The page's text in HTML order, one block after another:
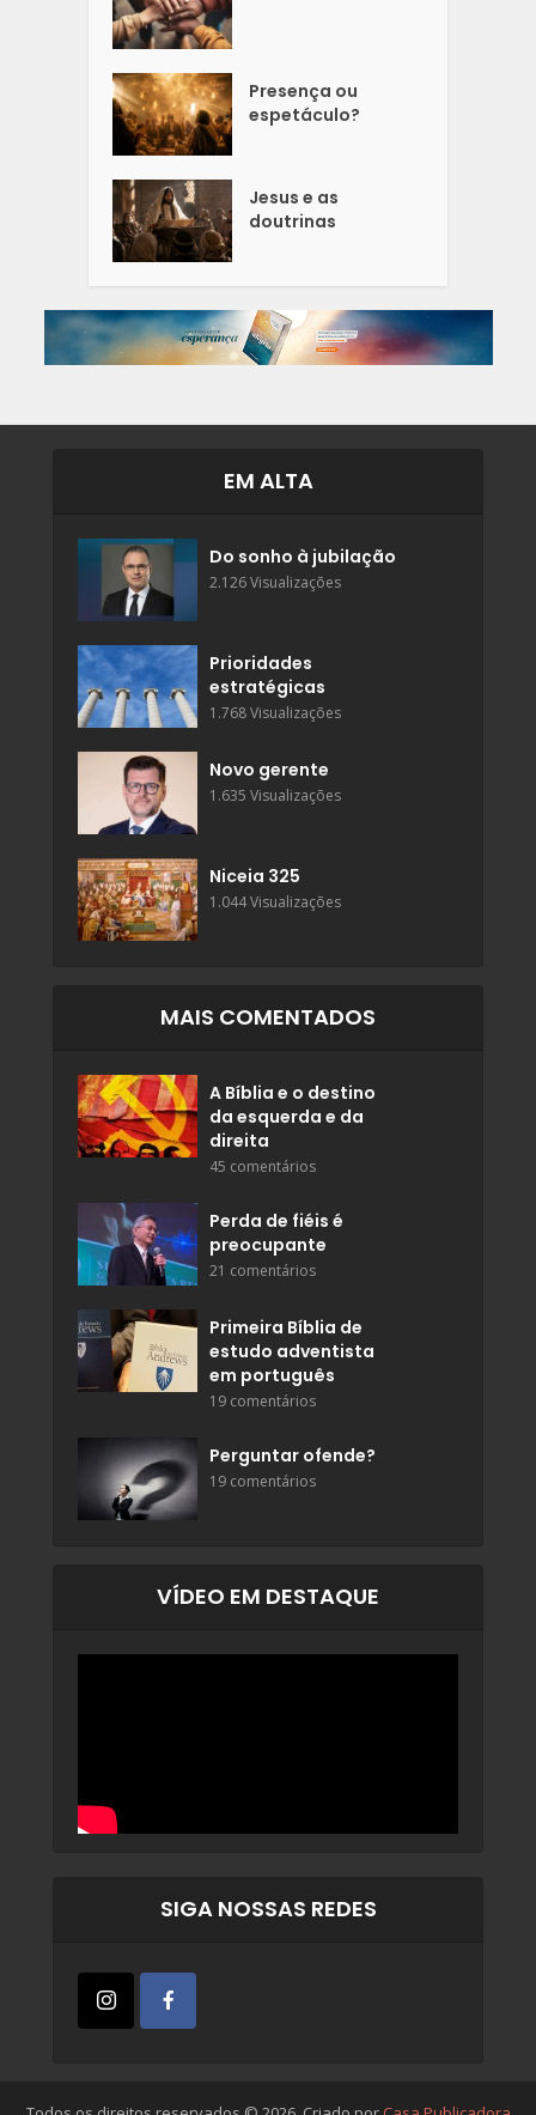
Presença ou
espetáculo?
Jesus e as
doutrinas
EM ALTA
Do sonho à jubilação
2.126 Visualizações
Prioridades
estratégicas
1.768 Visualizações
Novo gerente
1.635 Visualizações
Niceia 325
1.044 Visualizações
MAIS COMENTADOS
A Bíblia e o destino
da esquerda e da
direita
45 comentários
Perda de fiéis é
preocupante
21 comentários
Primeira Bíblia de
estudo adventista
em português
19 comentários
Perguntar ofende?
19 comentários
VÍDEO EM DESTAQUE
SIGA NOSSAS REDES